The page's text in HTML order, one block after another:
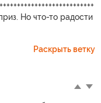
Но что-то радости
Раскрыть ветку